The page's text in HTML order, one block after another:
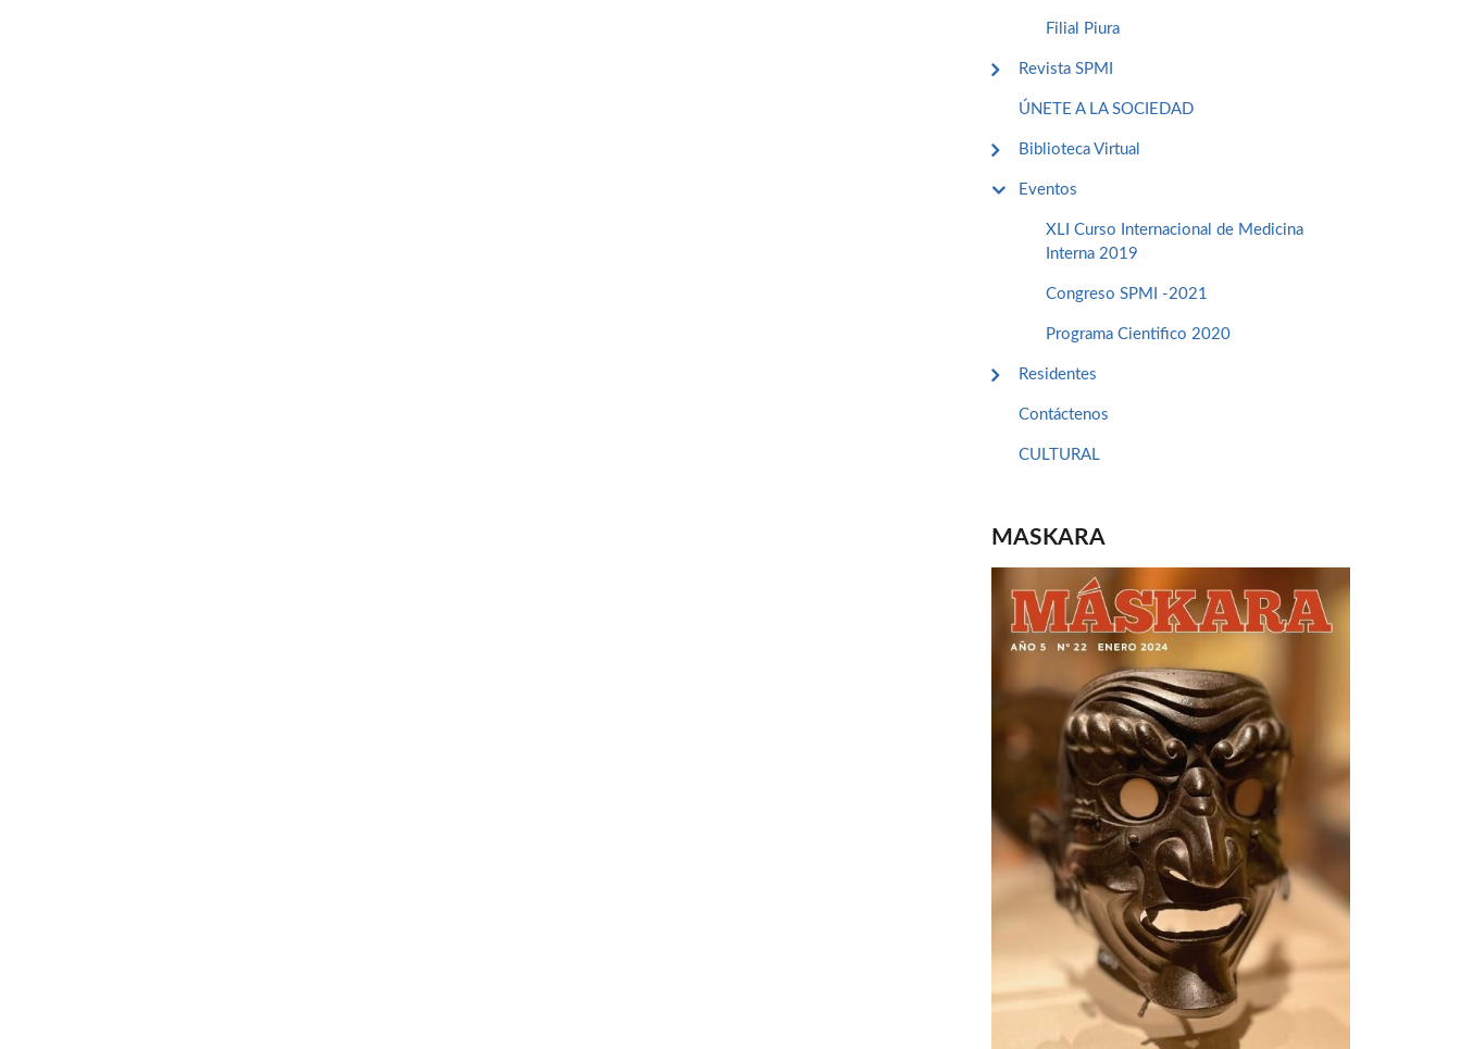
Filial Piura
Revista SPMI
ÚNETE A LA SOCIEDAD
Biblioteca Virtual
Eventos
XLI Curso Internacional de Medicina
Interna 2019
Congreso SPMI -2021
Programa Cientifico 2020
Residentes
Contáctenos
CULTURAL
MASKARA